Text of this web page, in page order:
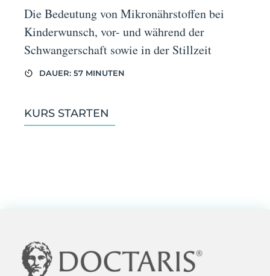
Die Bedeutung von Mikronährstoffen bei
Kinderwunsch, vor- und während der
Schwangerschaft sowie in der Stillzeit
DAUER: 57 MINUTEN
KURS STARTEN